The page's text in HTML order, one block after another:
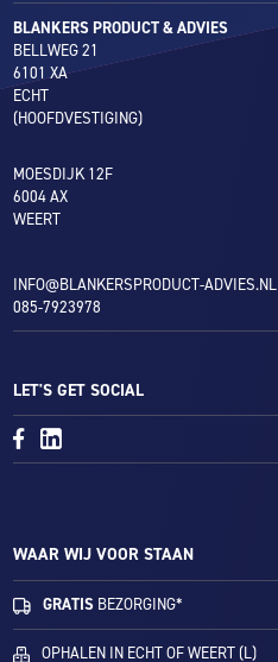
BLANKERS PRODUCT & ADVIES
BELLWEG 21
6101 XA
ECHT
(HOOFDVESTIGING)
MOESDIJK 12F
6004 AX
WEERT
INFO@BLANKERSPRODUCT-ADVIES.NL
085-7923978
LET'S GET SOCIAL
WAAR WIJ VOOR STAAN
GRATIS BEZORGING*
OPHALEN IN ECHT OF WEERT (L)